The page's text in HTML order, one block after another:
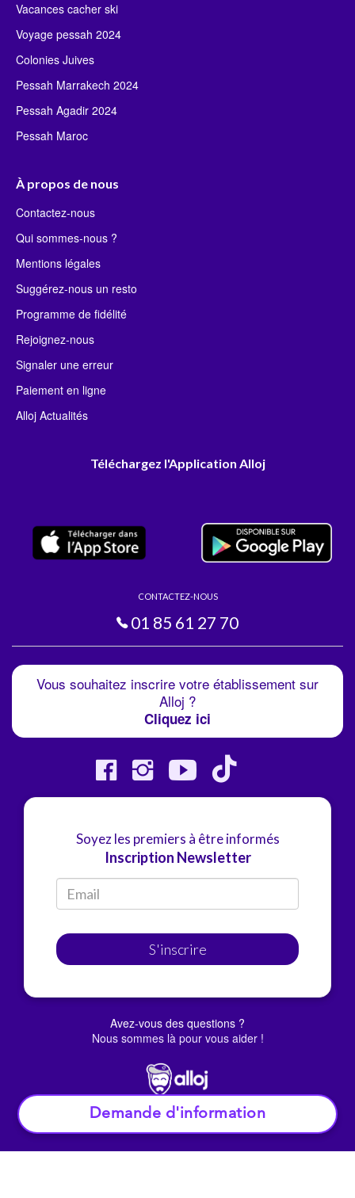
Demande d'information
Vacances cacher ski
Voyage pessah 2024
Colonies Juives
Pessah Marrakech 2024
Pessah Agadir 2024
Pessah Maroc
À propos de nous
Contactez-nous
Qui sommes-nous ?
Mentions légales
Suggérez-nous un resto
Programme de fidélité
Rejoignez-nous
Signaler une erreur
Paiement en ligne
Alloj Actualités
Téléchargez l'Application Alloj
CONTACTEZ-NOUS
01 85 61 27 70
Vous souhaitez inscrire votre établissement sur
Alloj ?
Cliquez ici
Soyez les premiers à être informés
Inscription Newsletter
S'inscrire
Avez-vous des questions ?
Nous sommes là pour vous aider !
© Alloj.2022 Tous droits réservés